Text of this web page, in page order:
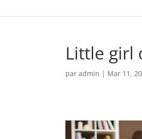
Little girl
paradmin | Mar 11,